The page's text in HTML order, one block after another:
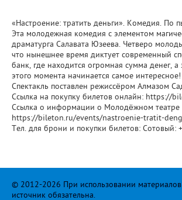
«Настроение: тратить деньги». Комедия. По
Эта молодежная комедия с элементом
драматурга Салавата Юзеева. Четверо
что нынешнее время диктует современный
банк, где находится огромная сумма денег,
этого момента начинается самое
Спектакль поставлен режиссёром Алмазом
Ссылка на покупку билетов онлайн:
Ссылка о информации о Молодёжном
https://bileton.ru/events/nastroenie-tratit-
Тел. для брони и покупки билетов:
© 2012-2026 При использовании материалов
источник обязательна.